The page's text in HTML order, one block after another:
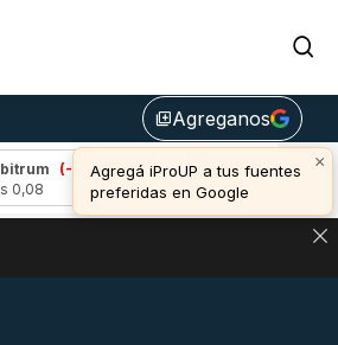
library_addAgreganos
×
Agregá iProUP a tus fuentes
preferidas en Google
0,41%)
Bitcoin (0,91%)
u$s 64.885,00
DEFINE LOS PRECIOS DE